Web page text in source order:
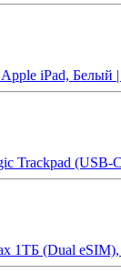
iPad,
Trackpad
1ТБ (Dual